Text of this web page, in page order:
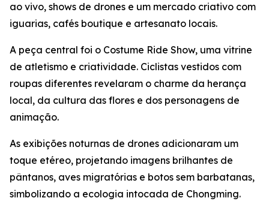
ao vivo, shows de drones e um mercado criativo com
iguarias, cafés boutique e artesanato locais.
A peça central foi o Costume Ride Show, uma vitrine
de atletismo e criatividade. Ciclistas vestidos com
roupas diferentes revelaram o charme da herança
local, da cultura das flores e dos personagens de
animação.
As exibições noturnas de drones adicionaram um
toque etéreo, projetando imagens brilhantes de
pântanos, aves migratórias e botos sem barbatanas,
simbolizando a ecologia intocada de Chongming.